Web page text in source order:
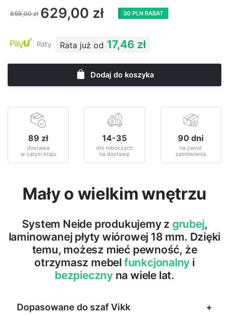
659,00zł 629,00 zł 30 PLN RABAT
Rata już od 17,46 zł
Dodaj do koszyka
89 zł
dostawa
w całym kraju
14-35
dni roboczych
na dostawę
90 dni
na zwrot
zamówienia
Mały o wielkim wnętrzu
System Neide produkujemy z grubej,
laminowanej płyty wiórowej 18 mm. Dzięki
temu, możesz mieć pewność, że
otrzymasz mebel funkcjonalny i
bezpieczny na wiele lat.
Dopasowane do szaf Vikk